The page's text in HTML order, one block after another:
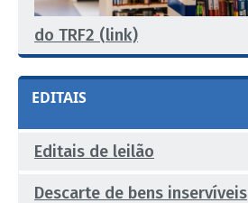
do TRF2 (link)
EDITAIS
Editais de leilão
Descarte de bens inservíveis